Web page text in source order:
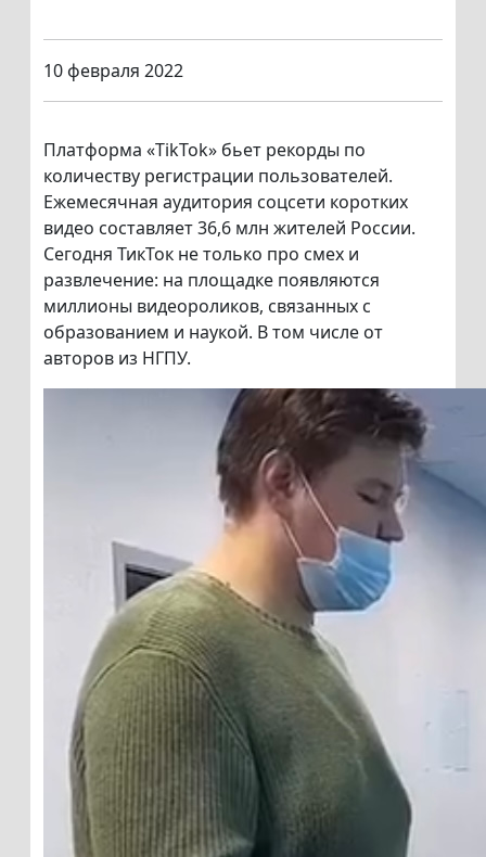
10 февраля 2022
Платформа «TikTok» бьет рекорды по
количеству регистрации пользователей.
Ежемесячная аудитория соцсети коротких
видео составляет 36,6 млн жителей России.
Сегодня ТикТок не только про смех и
развлечение: на площадке появляются
миллионы видеороликов, связанных с
образованием и наукой. В том числе от
авторов из НГПУ.